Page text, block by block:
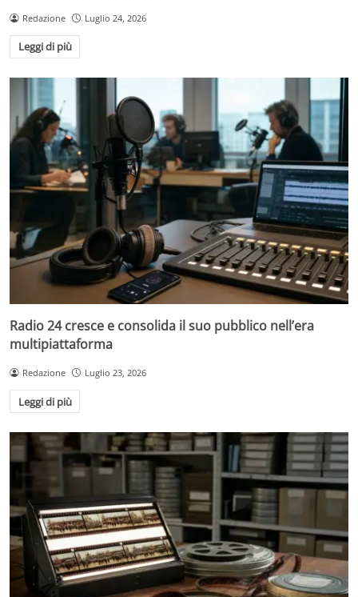
Redazione Luglio 24, 2026
Leggi di più
Radio 24 cresce e consolida il suo pubblico nell’era
multipiattaforma
Redazione Luglio 23, 2026
Leggi di più